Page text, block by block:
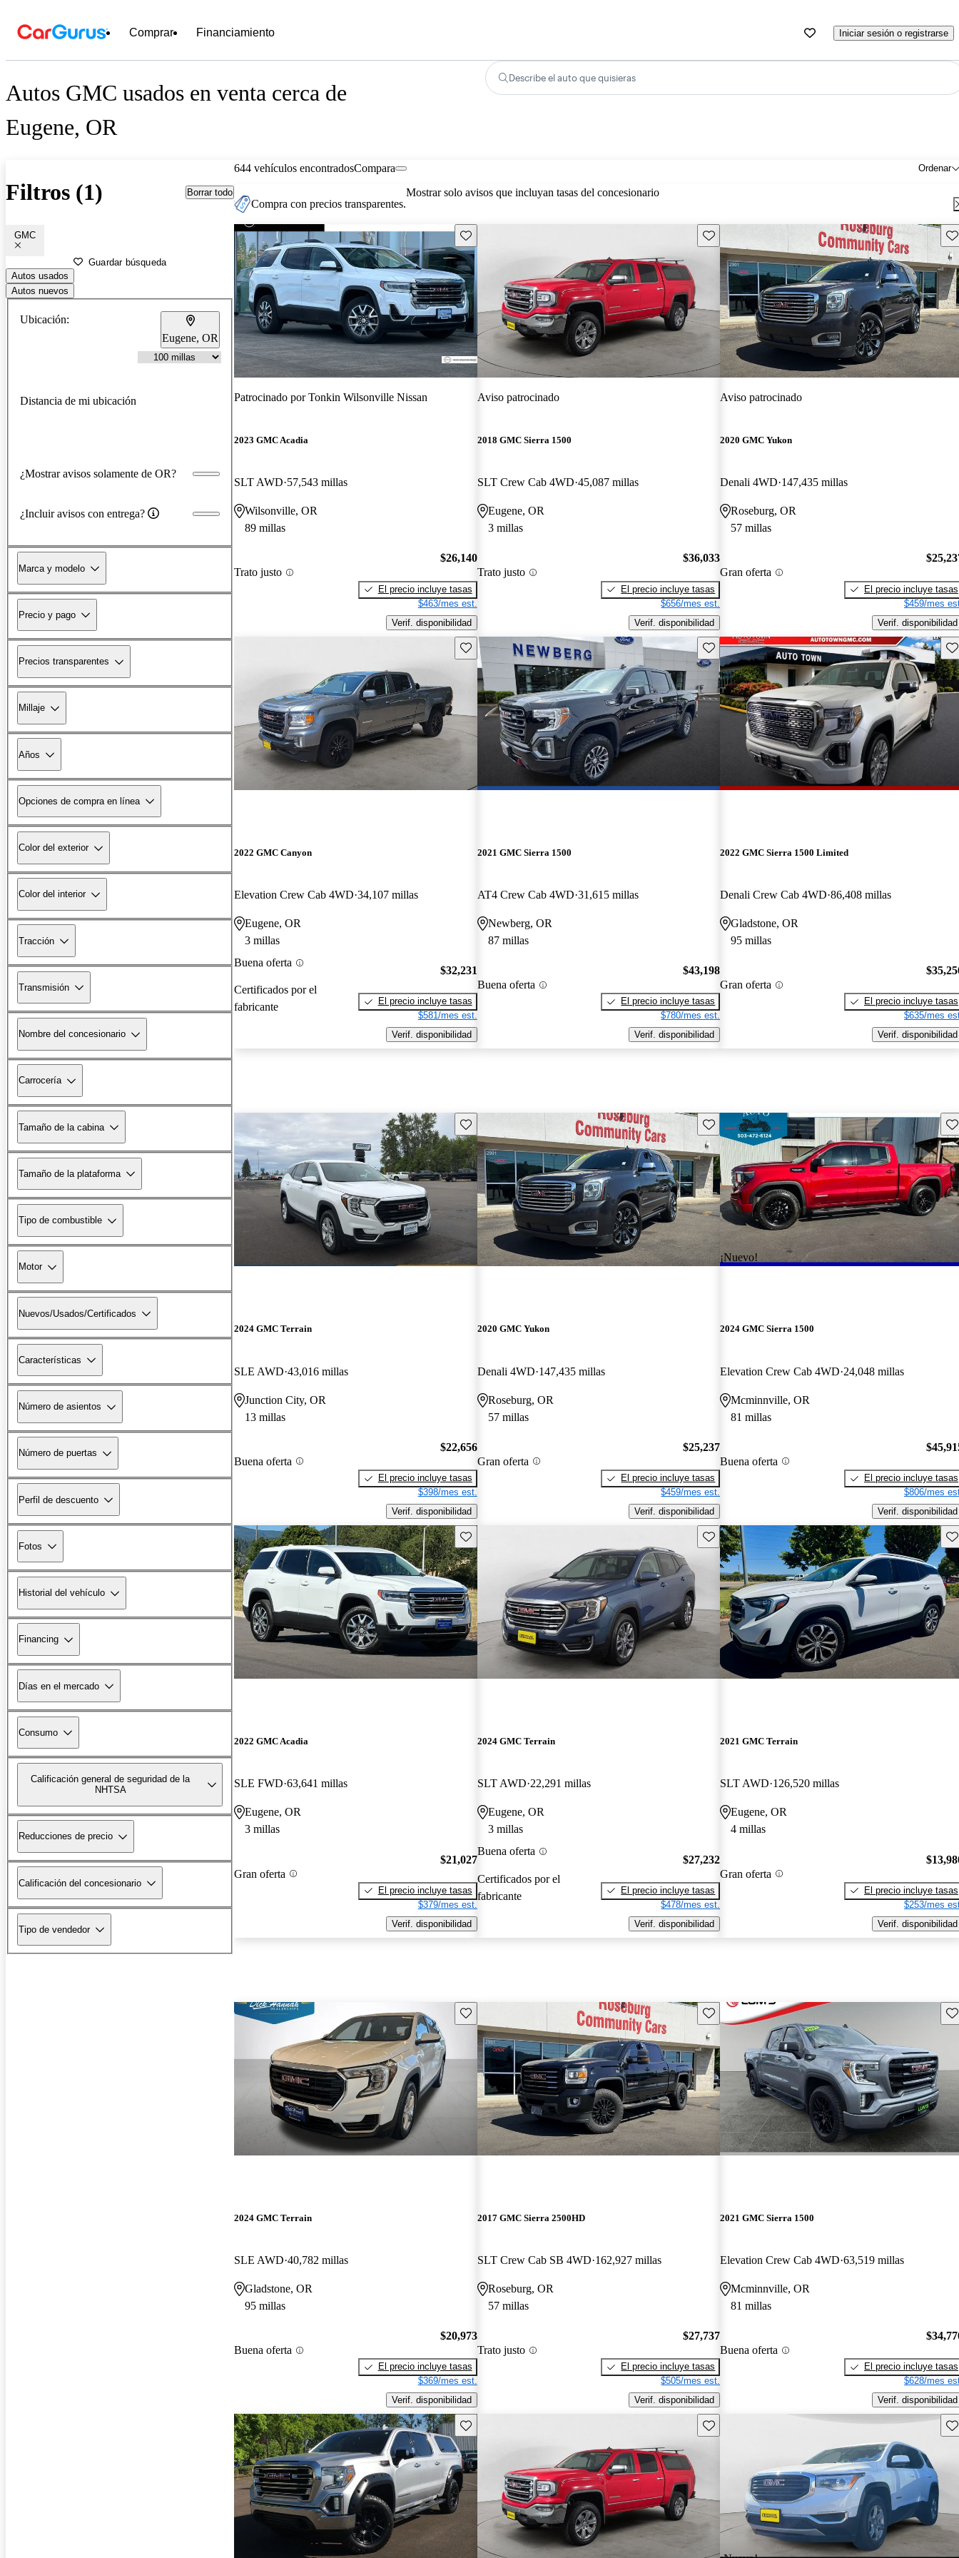
Comprar Financiamiento Iniciar sesión o registrarse
Autos GMC usados en venta cerca de
Eugene, OR
Describe el auto que quisieras
Filtros (1) Borrar todo
GMC
Guardar búsqueda
Autos usados
Autos nuevos
Ubicación:
Eugene, OR
Distancia de mi ubicación
¿Mostrar avisos solamente de OR?
¿Incluir avisos con entrega?
Marca y modelo
Precio y pago
Precios transparentes
Millaje
Años
Opciones de compra en línea
Color del exterior
Color del interior
Tracción
Transmisión
Nombre del concesionario
Carrocería
Tamaño de la cabina
Tamaño de la plataforma
Tipo de combustible
Motor
Nuevos/Usados/Certificados
Características
Número de asientos
Número de puertas
Perfil de descuento
Fotos
Historial del vehículo
Financing
Días en el mercado
Consumo
Calificación general de seguridad de la
NHTSA
Reducciones de precio
Calificación del concesionario
Tipo de vendedor
644 vehículos encontrados Ordenar
Compara
Compra con precios transparentes.
Mostrar solo avisos que incluyan tasas del concesionario
Guarda este Aviso
Patrocinado porTonkin Wilsonville Nissan
2023 GMC Acadia
SLT AWD 57,543 millas
Wilsonville, OR
89 millas
Trato justo
$26,140
El precio incluye tasas
$463/mes est.
Verif. disponibilidad
Guarda este Aviso
Aviso patrocinado
2018 GMC Sierra 1500
SLT Crew Cab 4WD 45,087 millas
Eugene, OR
3 millas
Trato justo
$36,033
El precio incluye tasas
$656/mes est.
Verif. disponibilidad
Aviso patrocinado
2020 GMC Yukon
Denali 4WD 147,435 millas
Roseburg, OR
57 millas
Gran oferta
El precio incluye tasas
$459/mes
Verif. disponibilidad
Guarda este Aviso
2022 GMC Canyon
Elevation Crew Cab 4WD 34,107 millas
Eugene, OR
3 millas
Buena oferta
Certificados por el
fabricante
$32,231
El precio incluye tasas
$581/mes est.
Verif. disponibilidad
Guarda este Aviso
2021 GMC Sierra 1500
AT4 Crew Cab 4WD 31,615 millas
Newberg, OR
87 millas
Buena oferta
$43,198
El precio incluye tasas
$780/mes est.
Verif. disponibilidad
2022 GMC Sierra 1500 Limited
Denali Crew Cab 4WD 86,408 millas
Gladstone, OR
95 millas
Gran oferta
El precio incluye tasas
$635/mes
Verif. disponibilidad
Guarda este Aviso
2024 GMC Terrain
SLE AWD 43,016 millas
Junction City, OR
13 millas
Buena oferta
$22,656
El precio incluye tasas
$398/mes est.
Verif. disponibilidad
Guarda este Aviso
2020 GMC Yukon
Denali 4WD 147,435 millas
Roseburg, OR
57 millas
Gran oferta
$25,237
El precio incluye tasas
$459/mes est.
Verif. disponibilidad
¡Nuevo!
2024 GMC Sierra 1500
Elevation Crew Cab 4WD 24,048 millas
Mcminnville, OR
81 millas
Buena oferta
El precio incluye tasas
$806/mes
Verif. disponibilidad
Guarda este Aviso
2022 GMC Acadia
SLE FWD 63,641 millas
Eugene, OR
3 millas
Gran oferta
$21,027
El precio incluye tasas
$379/mes est.
Verif. disponibilidad
Guarda este Aviso
2024 GMC Terrain
SLT AWD 22,291 millas
Eugene, OR
3 millas
Buena oferta
Certificados por el
fabricante
$27,232
El precio incluye tasas
$478/mes est.
Verif. disponibilidad
2021 GMC Terrain
SLT AWD 126,520 millas
Eugene, OR
4 millas
Gran oferta
El precio incluye tasas
$253/mes
Verif. disponibilidad
Guarda este Aviso
2024 GMC Terrain
SLE AWD 40,782 millas
Gladstone, OR
95 millas
Buena oferta
$20,973
El precio incluye tasas
$369/mes est.
Verif. disponibilidad
Guarda este Aviso
2017 GMC Sierra 2500HD
SLT Crew Cab SB 4WD 162,927 millas
Roseburg, OR
57 millas
Trato justo
$27,737
El precio incluye tasas
$505/mes est.
Verif. disponibilidad
2021 GMC Sierra 1500
Elevation Crew Cab 4WD 63,519 millas
Mcminnville, OR
81 millas
Buena oferta
El precio incluye tasas
$628/mes
Verif. disponibilidad
Guarda este Aviso Guarda este Aviso